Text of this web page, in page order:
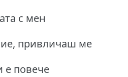
с мен
привличаш ме
повече